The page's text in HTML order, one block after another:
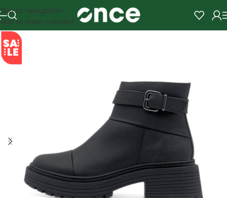
Skip to navigation
Skip to main content
SALE